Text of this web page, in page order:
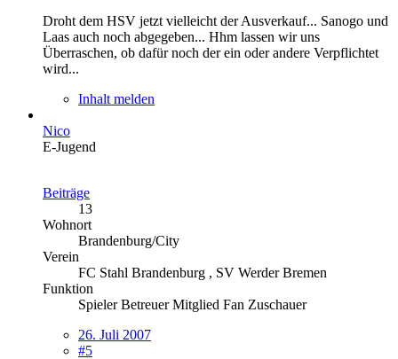
Droht dem HSV jetzt vielleicht der Ausverkauf... Sanogo und
Laas auch noch abgegeben... Hhm lassen wir uns
Überraschen, ob dafür noch der ein oder andere Verpflichtet
wird...
Inhalt melden
Nico
E-Jugend
Beiträge
13
Wohnort
Brandenburg/City
Verein
FC Stahl Brandenburg , SV Werder Bremen
Funktion
Spieler Betreuer Mitglied Fan Zuschauer
26. Juli 2007
#5